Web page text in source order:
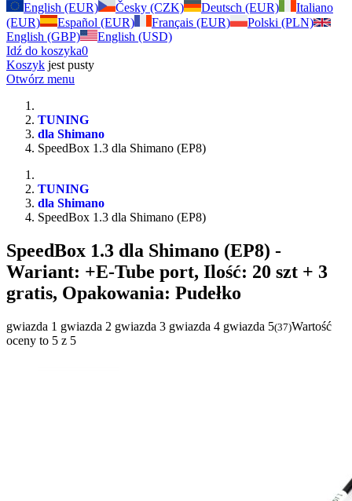
English (EUR)
Česky (CZK) Deutsch (EUR)
Italiano
(EUR)
Español (EUR) Français (EUR)
Polski (PLN)
English (GBP)
English (USD)
Idź do koszyka0
Koszyk jest pusty
Otwórz menu
TUNING
dla Shimano
SpeedBox 1.3 dla Shimano (EP8)
TUNING
dla Shimano
SpeedBox 1.3 dla Shimano (EP8)
SpeedBox 1.3 dla Shimano (EP8) -
Wariant: +E-Tube port, Ilość: 20 szt + 3
gratis, Opakowania: Pudełko
gwiazda 1 gwiazda 2 gwiazda 3 gwiazda 4 gwiazda 5(37)Wartość
oceny to 5 z 5